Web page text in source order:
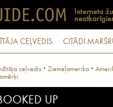
CEĻVEDIS CITĀDI
ceļvedis · Ziemeļamerika ·
UP